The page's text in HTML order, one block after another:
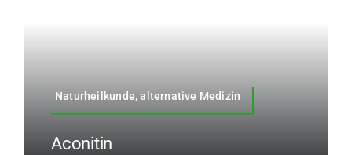
Naturheilkunde, alternative Medizin
Aconitin